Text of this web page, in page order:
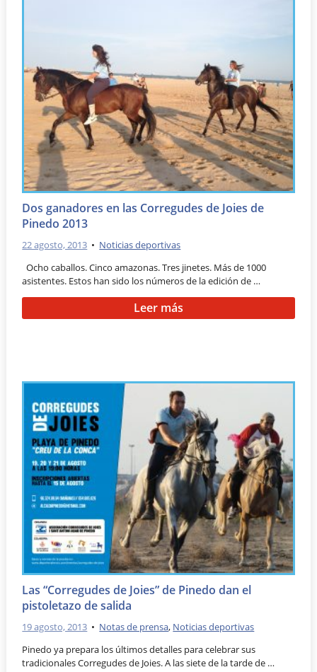
Dos ganadores en las Corregudes de Joies de
Pinedo 2013
22 agosto, 2013 • Noticias deportivas
Ocho caballos. Cinco amazonas. Tres jinetes. Más de 1000
asistentes. Estos han sido los números de la edición de …
Leer más
Las “Corregudes de Joies” de Pinedo dan el
pistoletazo de salida
19 agosto, 2013 • Notas de prensa, Noticias deportivas
Pinedo ya prepara los últimos detalles para celebrar sus
tradicionales Corregudes de Joies. A las siete de la tarde de …